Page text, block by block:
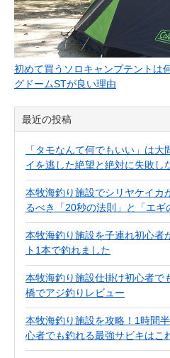
初めて買うソロキャンプテントは
グドームSTが良い理由
最近の投稿
「タモなんて何でもいい」は
イを逃した絶望と絶対に失敗し
本牧海釣り施設でシリヤケイカ
るべき「20秒の法則」と「エギ
本牧海釣り施設を子連れ初心者
ト1本で釣れました
本牧海釣り施設仕掛け初心者で
橋でアジ釣りレビュー
本牧海釣り施設を攻略！1時間
心者でも釣れる最強サビキはこ